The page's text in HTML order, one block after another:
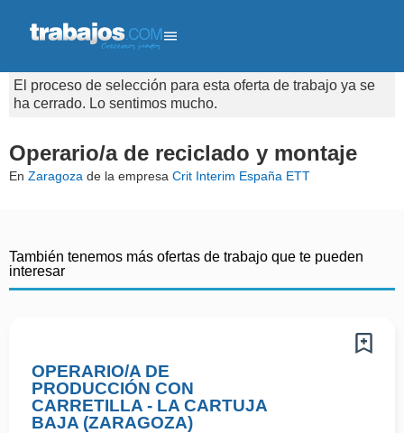
El proceso de selección para esta oferta de trabajo ya se
ha cerrado. Lo sentimos mucho.
Operario/a de reciclado y montaje
En Zaragoza de la empresa Crit Interim España ETT
También tenemos más ofertas de trabajo que te pueden
interesar
OPERARIO/A DE
PRODUCCIÓN CON
CARRETILLA - LA CARTUJA
BAJA (ZARAGOZA)